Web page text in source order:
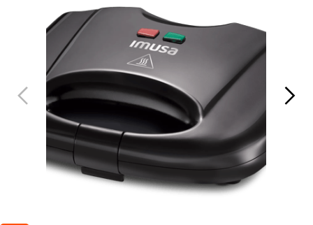
8
cafetera
acero inoxidable
10. caldero